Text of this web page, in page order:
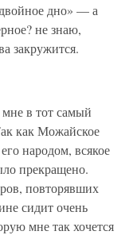
дно» — а
не знаю,
закружится.
в тот самый
как Можайское
народом, всякое
прекращено.
повторявших
сидит очень
мне так хочется